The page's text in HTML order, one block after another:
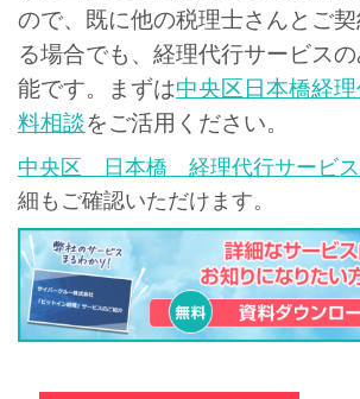
ので、既に他の税理士さんとご
る場合でも、経理代行サービス
能です。まずは中央区日本橋経
料相談をご活用ください。
中央区 日本橋 経理代行サービス
細もご確認いただけます。